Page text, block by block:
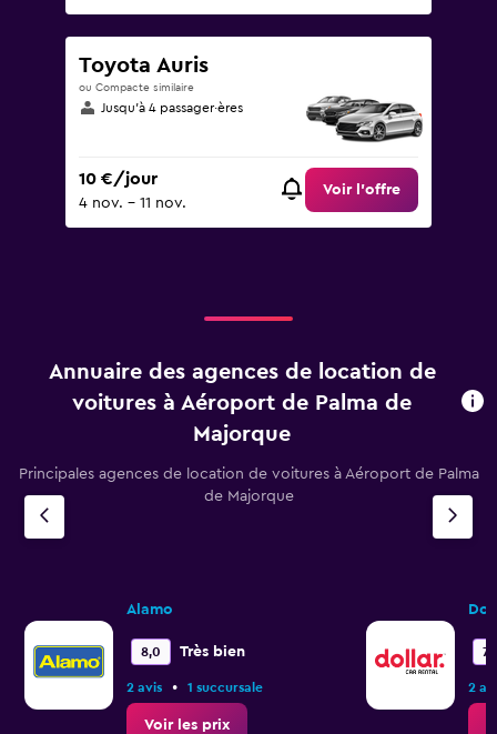
Toyota Auris
ou Compacte similaire
Jusqu’à 4 passager·ères
10 €/jour
4 nov. - 11 nov.
Voir l’offre
Annuaire des agences de location de
voitures à Aéroport de Palma de
Majorque
Principales agences de location de voitures à Aéroport de Palma
de Majorque
Alamo
8,0 Très bien
2 avis • 1 succursale
Voir les prix
2